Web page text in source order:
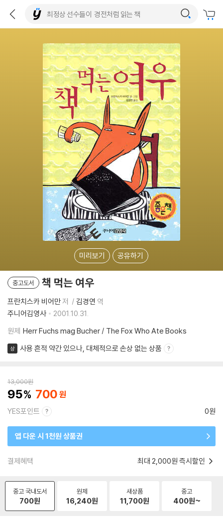
미리보기 공유하기
중고도서 책 먹는 여우
프란치스카 비어만저 김경연 역
주니어김영사
2001.10.31.
원제 Herr Fuchs mag Bucher / The Fox Who Ate Books
상 사용 흔적 약간 있으나, 대체적으로 손상 없는 상품
13,000원
95 700
YES포인트 0원
앱 다운 시 1천원 상품권
결제혜택 최대 2,000원 즉시할인
중고 국내도서
700원
원제
16,240원
새상품
11,700원
중고
400원~